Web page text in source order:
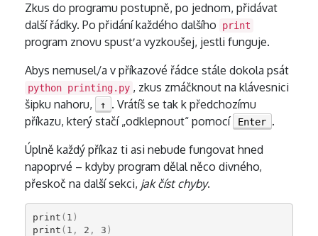
Zkus do programu postupně, po jednom, přidávat
další řádky. Po přidání každého dalšího
print
program znovu spusť a vyzkoušej, jestli funguje.
Abys nemusel/a v příkazové řádce stále dokola psát
python printing.py , zkus zmáčknout na klávesnici
šipku nahoru,
↑
. Vrátíš se tak k předchozímu
příkazu, který stačí „odklepnout“ pomocí
Enter .
Úplně každý příkaz ti asi nebude fungovat hned
napoprvé – kdyby program dělal něco divného,
přeskoč na další sekci, jak číst chyby.
print ( 1 )
print ( 1 , 2 , 3 )